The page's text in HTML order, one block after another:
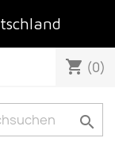
shopping_cart (0)
